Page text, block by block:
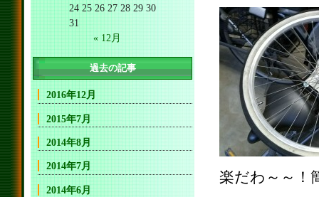
楽だわ～～！
24 25 26 27 28 29 30
31
« 12月
過去の記事
2016年12月
2015年7月
2014年8月
2014年7月
2014年6月